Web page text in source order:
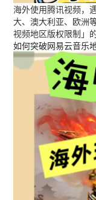
海外使用腾讯视频，
大、澳大利亚、欧洲
视频地区版权限制」
如何突破网易云音乐